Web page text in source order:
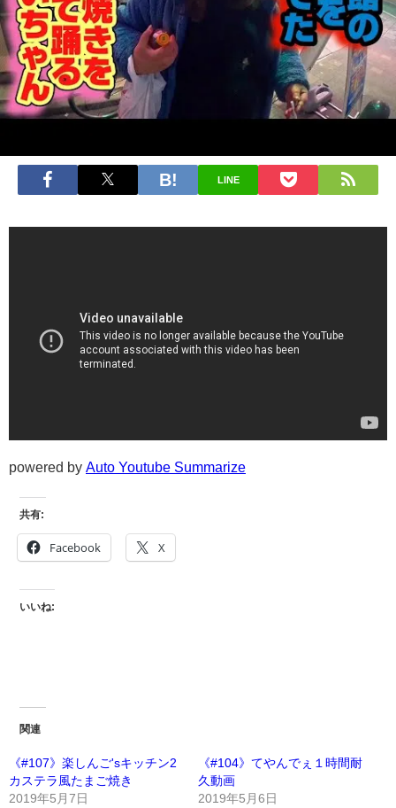
LINE
powered by Auto Youtube Summarize
共有:
Facebook X
いいね:
関連
《#107》楽しんご'sキッチン2
カステラ風たまご焼き
2019年5月7日
《#104》てやんでぇ１時間耐
久動画
2019年5月6日